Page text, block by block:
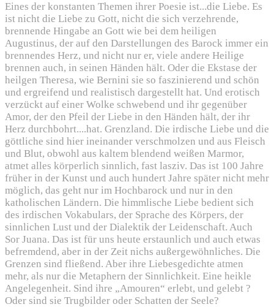
Eines der konstanten Themen ihrer Poesie ist...die Liebe. Es
ist nicht die Liebe zu Gott, nicht die sich verzehrende,
brennende Hingabe an Gott wie bei dem heiligen
Augustinus, der auf den Darstellungen des Barock immer ein
brennendes Herz, und nicht nur er, viele andere Heilige
brennen auch, in seinen Händen hält. Oder die Ekstase der
heilgen Theresa, wie Bernini sie so faszinierend und schön
und ergreifend und realistisch dargestellt hat. Und erotisch
verzückt auf einer Wolke schwebend und ihr gegenüber
Amor, der den Pfeil der Liebe in den Händen hält, der ihr
Herz durchbohrt....hat. Grenzland. Die irdische Liebe und die
göttliche sind hier ineinander verschmolzen und aus Fleisch
und Blut, obwohl aus kaltem blendend weißen Marmor,
atmet alles körperlich sinnlich, fast lasziv. Das ist 100 Jahre
früher in der Kunst und auch hundert Jahre später nicht mehr
möglich, das geht nur im Hochbarock und nur in den
katholischen Ländern. Die himmlische Liebe bedient sich
des irdischen Vokabulars, der Sprache des Körpers, der
sinnlichen Lust und der Dialektik der Leidenschaft. Auch
Sor Juana. Das ist für uns heute erstaunlich und auch etwas
befremdend, aber in der Zeit nichs außergewöhnliches. Die
Grenzen sind fließend. Aber ihre Liebesgedichte atmen
mehr, als nur die Metaphern der Sinnlichkeit. Eine heikle
Angelegenheit. Sind ihre „Amouren“ erlebt, und gelebt ?
Oder sind sie Trugbilder oder Schatten der Seele?